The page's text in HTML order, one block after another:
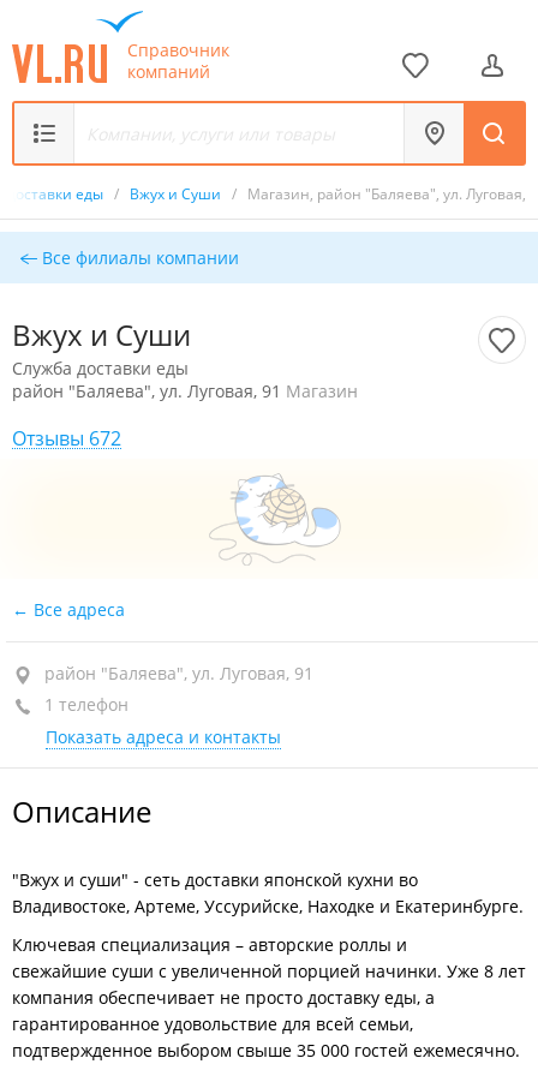
Справочник
компаний
доставки еды / Вжух и Суши / Магазин, район "Баляева", ул. Луговая,
Все филиалы компании
Вжух и Суши
Служба доставки еды
район "Баляева", ул. Луговая, 91 Магазин
Отзывы 672
Все адреса
район "Баляева", ул. Луговая, 91
1 телефон
Показать адреса и контакты
Описание
"Вжух и суши" - сеть доставки японской кухни во
Владивостоке, Артеме, Уссурийске, Находке и Екатеринбурге.
Ключевая специализация – авторские роллы и
свежайшие суши с увеличенной порцией начинки. Уже 8 лет
компания обеспечивает не просто доставку еды, а
гарантированное удовольствие для всей семьи,
подтвержденное выбором свыше 35 000 гостей ежемесячно.